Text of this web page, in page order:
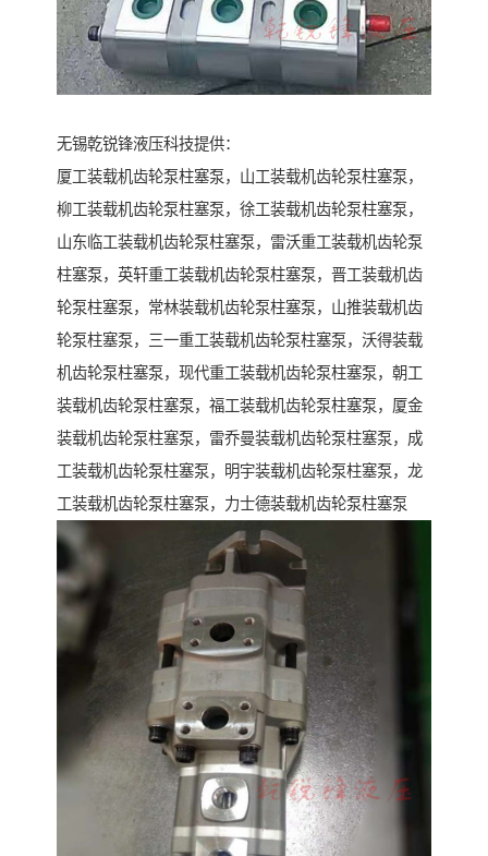
无锡乾锐锋液压科技提供：
厦工装载机齿轮泵柱塞泵，山工装载机齿轮泵柱塞泵，
柳工装载机齿轮泵柱塞泵，徐工装载机齿轮泵柱塞泵，
山东临工装载机齿轮泵柱塞泵，雷沃重工装载机齿轮泵
柱塞泵，英轩重工装载机齿轮泵柱塞泵，晋工装载机齿
轮泵柱塞泵，常林装载机齿轮泵柱塞泵，山推装载机齿
轮泵柱塞泵，三一重工装载机齿轮泵柱塞泵，沃得装载
机齿轮泵柱塞泵，现代重工装载机齿轮泵柱塞泵，朝工
装载机齿轮泵柱塞泵，福工装载机齿轮泵柱塞泵，厦金
装载机齿轮泵柱塞泵，雷乔曼装载机齿轮泵柱塞泵，成
工装载机齿轮泵柱塞泵，明宇装载机齿轮泵柱塞泵，龙
工装载机齿轮泵柱塞泵，力士德装载机齿轮泵柱塞泵